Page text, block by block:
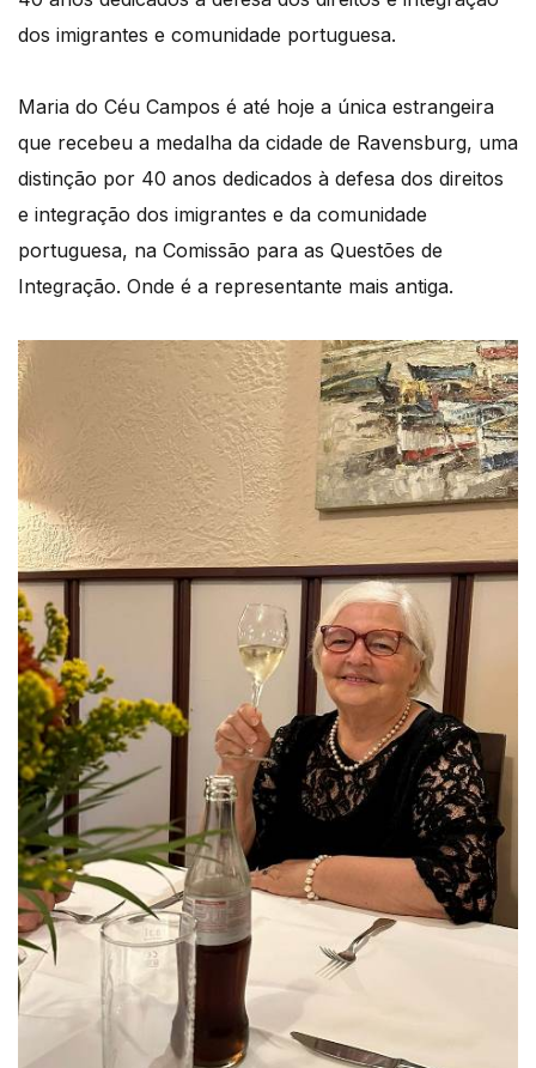
dos imigrantes e comunidade portuguesa.
Maria do Céu Campos é até hoje a única estrangeira
que recebeu a medalha da cidade de Ravensburg, uma
distinção por 40 anos dedicados à defesa dos direitos
e integração dos imigrantes e da comunidade
portuguesa, na Comissão para as Questões de
Integração. Onde é a representante mais antiga.